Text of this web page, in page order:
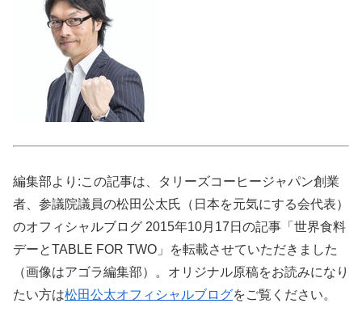
編集部より:この記事は、タリーズコーヒージャパン創業
者、参議院議員の松田公太氏（日本を元気にする会代表）
のオフィシャルブログ 2015年10月17日の記事「世界食料
デーとTABLE FOR TWO」を転載させていただきました
（画像はアゴラ編集部）。オリジナル原稿をお読みになり
たい方は松田公太オフィシャルブログをご覧ください。